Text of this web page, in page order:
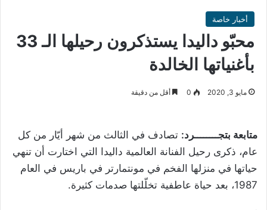
أخبار خاصة
محبّو داليدا يستذكرون رحيلها الـ 33
بأغنياتها الخالدة
مايو 3, 2020 0 أقل من دقيقة
متابعة بتجــــــــرد: تصادف في الثالث من شهر أيّار من كل
عام، ذكرى رحيل الفنانة العالمية داليدا التي اختارت أن تنهي
حياتها في منزلها الفخم في مونتمارتر في باريس في العام
1987، بعد حياة عاطفية تخلّلتها صدمات كثيرة.